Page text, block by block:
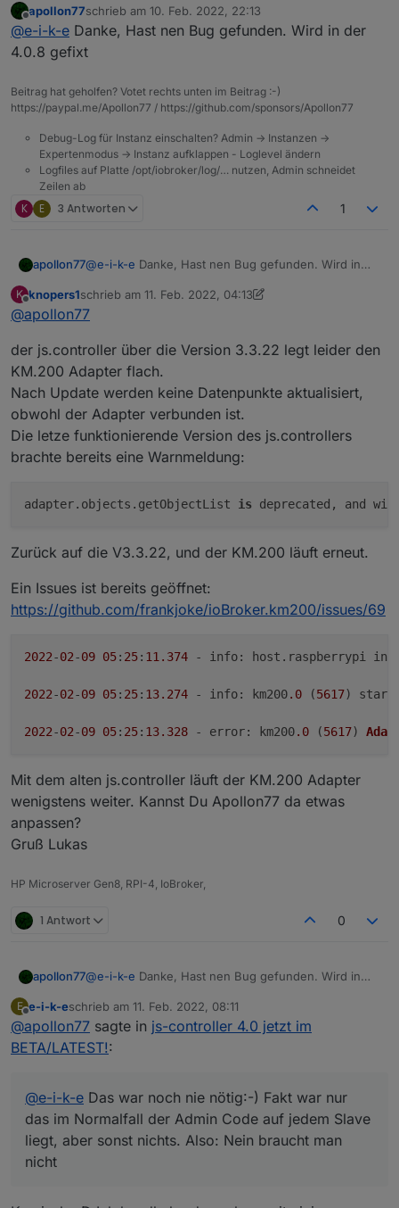
Dauerschleife:
Offline
apollon77schrieb am 10. Feb. 2022, 22:13
zuletzt editiert von
@e-i-k-e Danke, Hast nen Bug gefunden. Wird in der
4.0.8 gefixt
Beitrag hat geholfen? Votet rechts unten im Beitrag :-)
https://paypal.me/Apollon77 / https://github.com/sponsors/Apollon77
Debug-Log für Instanz einschalten? Admin -> Instanzen ->
Expertenmodus -> Instanz aufklappen - Loglevel ändern
Logfiles auf Platte /opt/iobroker/log/… nutzen, Admin schneidet
Zeilen ab
K E 3 Antworten 1
apollon77@e-i-k-e Danke, Hast nen Bug gefunden. Wird in
K
Offline
knopers1schrieb am 11. Feb. 2022, 04:13
zuletzt editiert von knopers12. Nov. 2022, 05:17
@apollon77
der js.controller über die Version 3.3.22 legt leider den
KM.200 Adapter flach.
Nach Update werden keine Datenpunkte aktualisiert,
obwohl der Adapter verbunden ist.
Die letze funktionierende Version des js.controllers
brachte bereits eine Warnmeldung:
adapter.objects.getObjectList is deprecated, and
Zurück auf die V3.3.22, und der KM.200 läuft erneut.
Ein Issues ist bereits geöffnet:
https://github.com/frankjoke/ioBroker.km200/issues/69
2022-02-09 05: 25: 11.374 - info: host. raspberrypi
2022-02-09 05: 25: 13.274 - info: km200.0 (5617)
2022-02-09 05: 25: 13.328 - error: km200.0 (5617)
Mit dem alten js.controller läuft der KM.200 Adapter
wenigstens weiter. Kannst Du Apollon77 da etwas
anpassen?
Gruß Lukas
HP Microserver Gen8, RPI-4, IoBroker,
1 Antwort 0
apollon77@e-i-k-e Danke, Hast nen Bug gefunden. Wird in
E
Offline
e-i-k-eschrieb am 11. Feb. 2022, 08:11
zuletzt editiert von
@apollon77 sagte in js-controller 4.0 jetzt im
BETA/LATEST!:
@e-i-k-e Das war noch nie nötig:-) Fakt war nur
das im Normalfall der Admin Code auf jedem Slave
liegt, aber sonst nichts. Also: Nein braucht man
nicht